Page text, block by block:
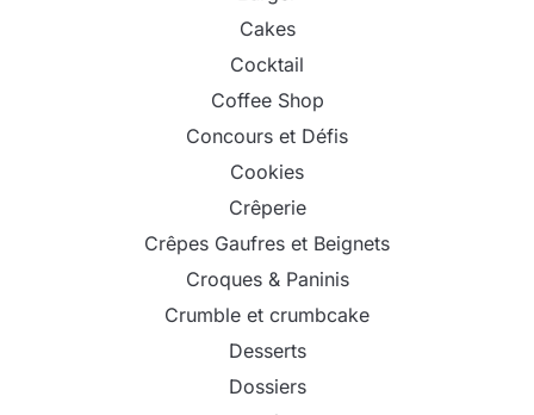
Cakes
Cocktail
Coffee Shop
Concours et Défis
Cookies
Crêperie
Crêpes Gaufres et Beignets
Croques & Paninis
Crumble et crumbcake
Desserts
Dossiers